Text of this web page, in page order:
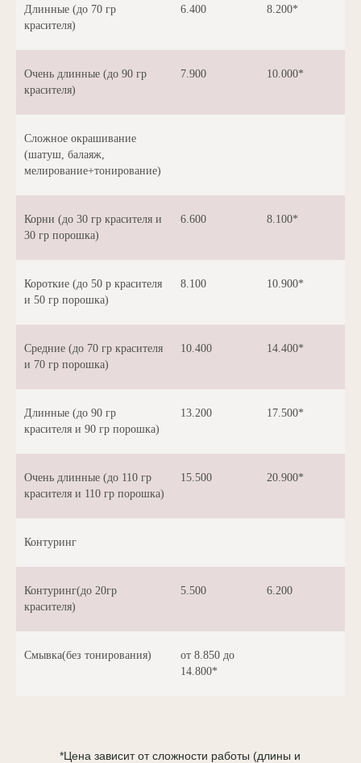
Длинные (до 70 гр
красителя)
6.400 8.200*
Очень длинные (до 90 гр
красителя)
7.900 10.000*
Сложное окрашивание
(шатуш, балаяж,
мелирование+тонирование)
Корни (до 30 гр красителя и
30 гр порошка)
6.600 8.100*
Короткие (до 50 р красителя
и 50 гр порошка)
8.100 10.900*
Средние (до 70 гр красителя
и 70 гр порошка)
10.400 14.400*
Длинные (до 90 гр
красителя и 90 гр порошка)
13.200 17.500*
Очень длинные (до 110 гр
красителя и 110 гр порошка)
15.500 20.900*
Контуринг
Контуринг(до 20гр
красителя)
5.500 6.200
Смывка(без тонирования)
от 8.850 до
14.800*
*Цена зависит от сложности работы (длины и